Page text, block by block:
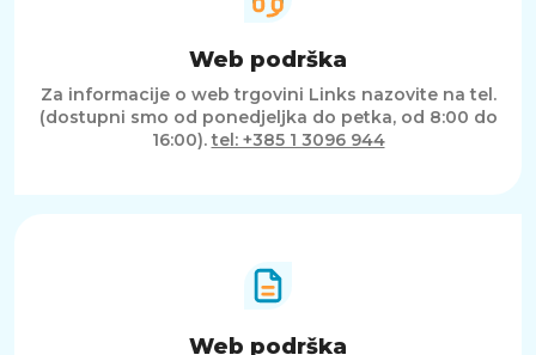
Web podrška
Za informacije o web trgovini Links nazovite na tel.
(dostupni smo od ponedjeljka do petka, od 8:00 do
16:00).tel: +385 1 3096 944
Web podrška